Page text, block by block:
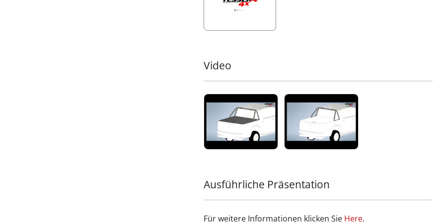
verschmolzen und bieten so unvergleichliche Stärke und
•Erhöhte Sicherheit:
Schwarzes Mattes Pulverbeschichtung – Entwickelt für
Langlebigkeit
Unsere schwarze matte Beschichtung enthält PP 600 Ammos
feinpudrig-texturiertes Pulver für Langlebigkeit und
gleichmäßiges Finish, zertifiziert von QUALICOAT (Klasse 2 -
Kategorie 1, Zulassungsnummer P-0780). Mit einer Schichtdicke
von 60-100 Mikron unter Verwendung modernster
elektrostatischer oder Trio-Ladungsmethoden aufgetragen und
Qualität und Umweltstandards gewährleistet, dass diese
Beschichtung den ISO 9001:2015- und ISO 14001:2015-
Zertifizierungen entspricht, was Ihnen ein Produkt bietet, das
Video
Ausführliche Präsentation
Für weitere Informationen klicken Sie Ηere.